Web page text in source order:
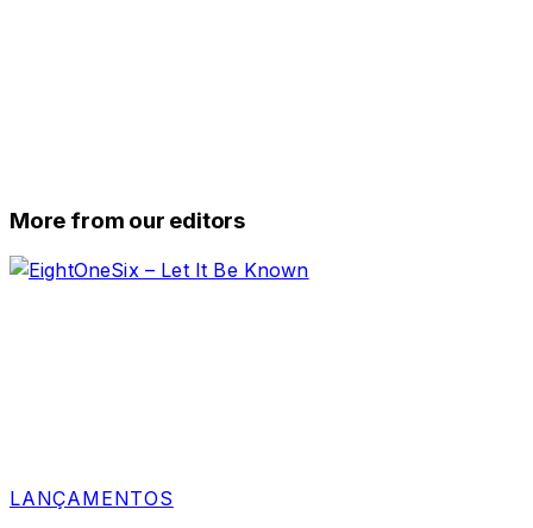
More from our editors
LANÇAMENTOS